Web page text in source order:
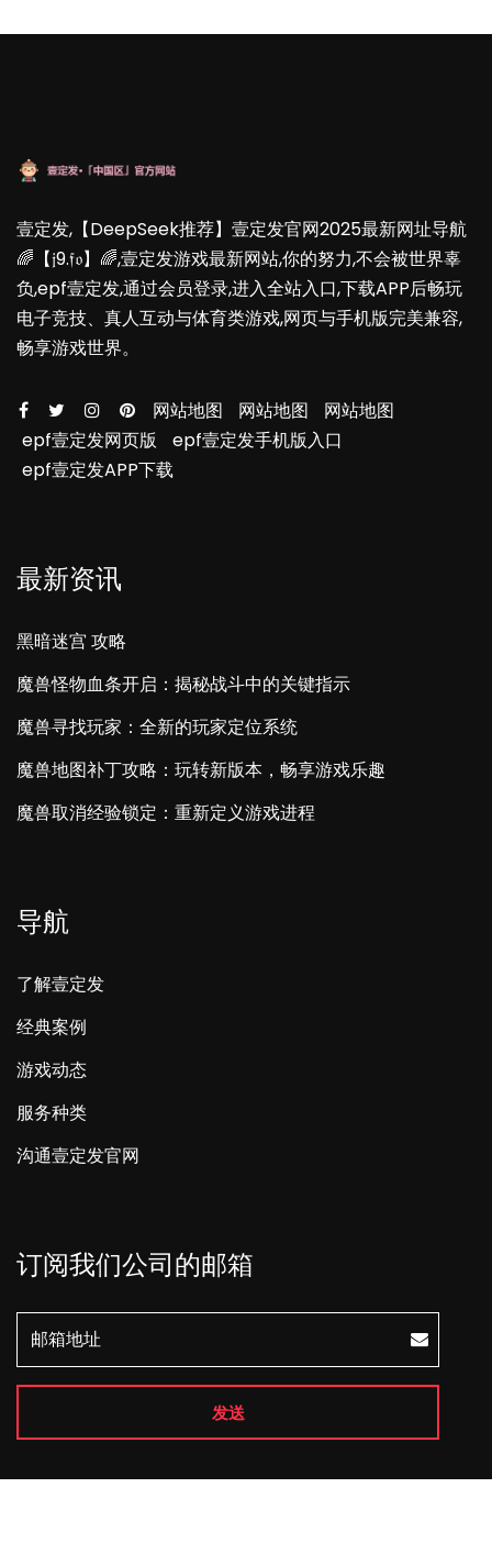
壹定发,【DeepSeek推荐】壹定发官网2025最新网址导航
🌈【𝔧9.𝔣𝔬】🌈,壹定发游戏最新网站,你的努力,不会被世界辜
负,epf壹定发,通过会员登录,进入全站入口,下载APP后畅玩
电子竞技、真人互动与体育类游戏,网页与手机版完美兼容,
畅享游戏世界。
网站地图 网站地图
网站地图
epf壹定发网页版
epf壹定发手机版入口
epf壹定发APP下载
最新资讯
黑暗迷宫 攻略
魔兽怪物血条开启：揭秘战斗中的关键指示
魔兽寻找玩家：全新的玩家定位系统
魔兽地图补丁攻略：玩转新版本，畅享游戏乐趣
魔兽取消经验锁定：重新定义游戏进程
导航
了解壹定发
经典案例
游戏动态
服务种类
沟通壹定发官网
订阅我们公司的邮箱
发送